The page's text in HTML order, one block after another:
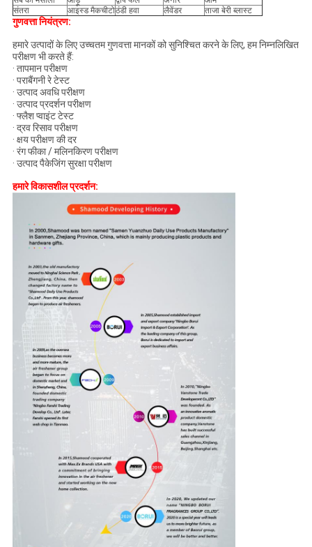
संतरा
आइस्ड मैकचीटोठंडी हवा लैवेंडर ताजा बेरी ब्लास्ट
गुणवत्ता नियंत्रण:
हमारे उत्पादों के लिए उच्चतम गुणवत्ता मानकों को सुनिश्चित करने के लिए, हम निम्नलिखित
परीक्षण भी करते हैं:
· तापमान परीक्षण
· पराबैंगनी रे टेस्ट
· उत्पाद अवधि परीक्षण
· उत्पाद प्रदर्शन परीक्षण
· फ्लैश प्वाइंट टेस्ट
· द्रव रिसाव परीक्षण
· क्षय परीक्षण की दर
· रंग फीका / मलिनकिरण परीक्षण
· उत्पाद पैकेजिंग सुरक्षा परीक्षण
हमारे विकासशील प्रदर्शन: